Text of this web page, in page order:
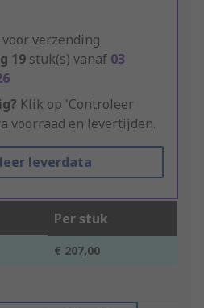
verzending
19 stuk(s) vanaf 03
Klik op 'Controleer
voorraad en levertijden.
leverdata
Per stuk
€ 207,00